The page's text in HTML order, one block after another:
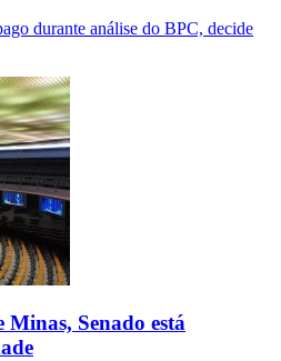
durante análise do BPC, decide
Senado está